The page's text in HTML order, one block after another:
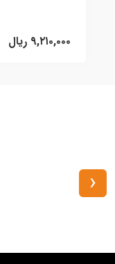
۹,۲۱۰,۰۰۰ ریال
‹